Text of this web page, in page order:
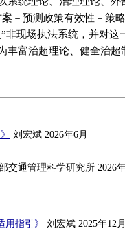
－预测政策有效性－策
现场执法系统，并对这
丰富治超理论、健全治
刘宏斌 2026年6月
交通管理科学研究所 2026
指引》
刘宏斌 2025年12